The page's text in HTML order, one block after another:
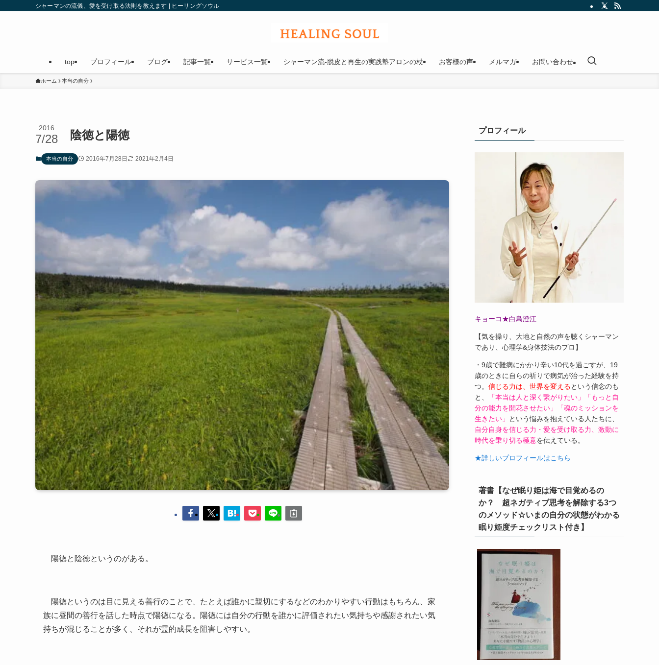
シャーマンの流儀、愛を受け取る法則を教えます | ヒーリングソウル
top プロフィール ブログ 記事一覧 サービス一覧 シャーマン流-脱皮と再生の実践塾アロンの杖 お客様の声 メルマガ お問い合わせ
ホーム 本当の自分
陰徳と陽徳
2016
7/28
本当の自分 2016年7月28日 2021年2月4日
陽徳と陰徳というのがある。
陽徳というのは目に見える善行のことで、たとえば誰かに親切にするなどのわかりやすい行動はもちろん、家
族に昼間の善行を話した時点で陽徳になる。陽徳には自分の行動を誰かに評価されたい気持ちや感謝されたい気
持ちが混じることが多く、それが霊的成長を阻害しやすい。
プロフィール
キョーコ★白鳥澄江
【気を操り、大地と自然の声を聴くシャーマン
であり、心理学&身体技法のプロ】
・9歳で難病にかかり辛い10代を過ごすが、19
歳のときに自らの祈りで病気が治った経験を持
つ。 信じる力は、世界を変えるという信念のも
と、
「本当は人と深く繋がりたい」「もっと自
分の能力を開花させたい」「魂のミッションを
生きたい」
という悩みを抱えている人たちに、
自分自身を信じる力・愛を受け取る力、激動に
時代を乗り切る極意を伝えている。
★詳しいプロフィールはこちら
著書【なぜ眠り姫は海で目覚めるの
か？ 超ネガティブ思考を解除する3つ
のメソッド☆いまの自分の状態がわかる
眠り姫度チェックリスト付き】